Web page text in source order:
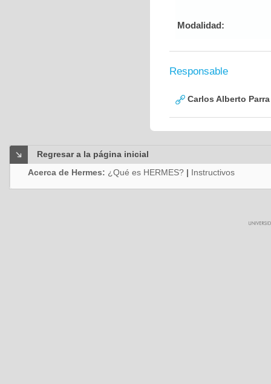
Modalidad:
Responsable
Carlos Alberto
Regresar a la página inicial
Acerca de Hermes: ¿Qué es HERMES? | Instructivos